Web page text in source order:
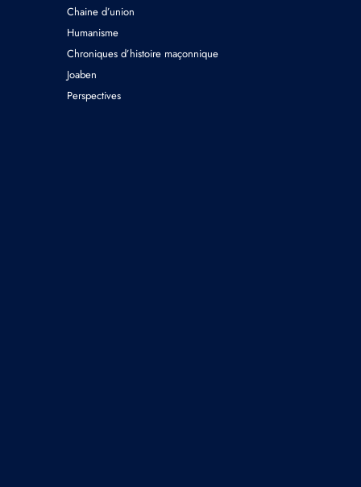
Chaine d’union
Humanisme
Chroniques d’histoire maçonnique
Joaben
Perspectives